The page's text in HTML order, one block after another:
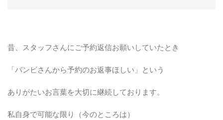
昔、スタッフさんにご予約返信お願いしていたとき
「バンビさんから予約のお返事ほしい」という
ありがたいお言葉を大切に継続しております。
私自身で可能な限り（今のところは）